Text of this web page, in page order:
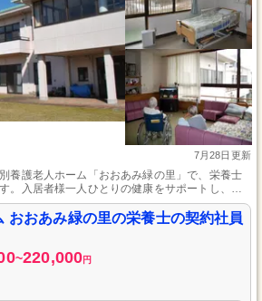
7月28日更新
養護老人ホーム「おおあみ緑の里」で、栄養士
。入居者様一人ひとりの健康をサポートし、生
事提供に貢献できるポジションです。未経験の
体制が整っています。福利厚生も充実してお
が可能です。あなたの栄養士としての専門知識
するやりがいを感じながら働きませんか。
おおあみ緑の里の栄養士の契約社員
~220,000円